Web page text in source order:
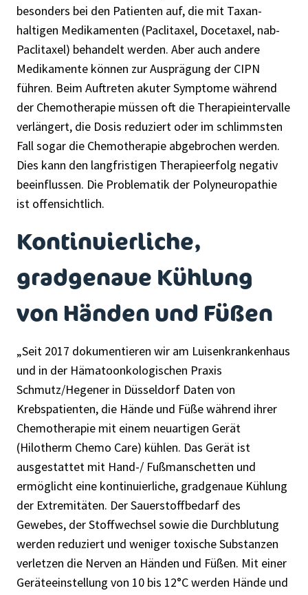
besonders bei den Patienten auf, die mit Taxan-
haltigen Medikamenten (Paclitaxel, Docetaxel, nab-
Paclitaxel) behandelt werden. Aber auch andere
Medikamente können zur Ausprägung der CIPN
führen. Beim Auftreten akuter Symptome während
der Chemotherapie müssen oft die Therapieintervalle
verlängert, die Dosis reduziert oder im schlimmsten
Fall sogar die Chemotherapie abgebrochen werden.
Dies kann den langfristigen Therapieerfolg negativ
beeinflussen. Die Problematik der Polyneuropathie
ist offensichtlich.
Kontinuierliche,
gradgenaue Kühlung
von Händen und Füßen
„Seit 2017 dokumentieren wir am Luisenkrankenhaus
und in der Hämatoonkologischen Praxis
Schmutz/Hegener in Düsseldorf Daten von
Krebspatienten, die Hände und Füße während ihrer
Chemotherapie mit einem neuartigen Gerät
(Hilotherm Chemo Care) kühlen. Das Gerät ist
ausgestattet mit Hand-/ Fußmanschetten und
ermöglicht eine kontinuierliche, gradgenaue Kühlung
der Extremitäten. Der Sauerstoffbedarf des
Gewebes, der Stoffwechsel sowie die Durchblutung
werden reduziert und weniger toxische Substanzen
verletzen die Nerven an Händen und Füßen. Mit einer
Geräteeinstellung von 10 bis 12°C werden Hände und